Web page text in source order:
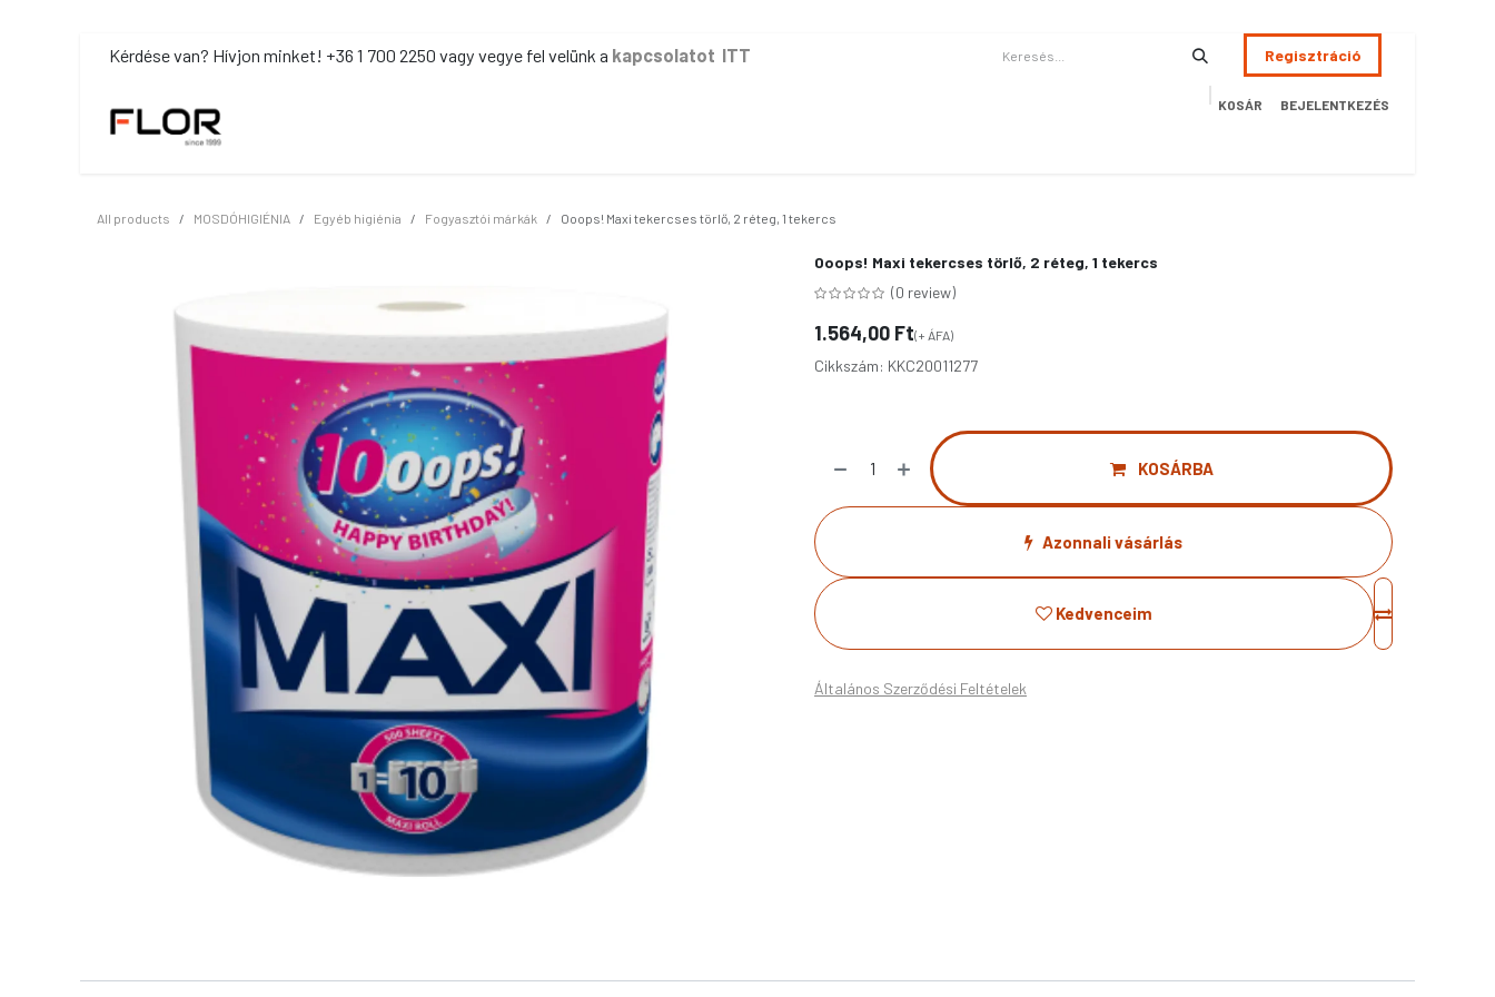
​Kérdése van? Hívjon minket! +36 1 700 2250 vagy vegye fel velünk a kapcsolatot ITT Regisztráció
KOSÁR BEJELENTKEZÉS
All products MOSDÓHIGIÉNIA Egyéb higiénia Fogyasztói márkák Ooops! Maxi tekercses törlő, 2 réteg, 1 tekercs
Ooops! Maxi tekercses törlő, 2 réteg, 1 tekercs
(0 review)
1.564,00 Ft(+ ÁFA)
Cikkszám: KKC20011277
KOSÁRBA
Azonnali vásárlás
Kedvenceim
Általános Szerződési Feltételek